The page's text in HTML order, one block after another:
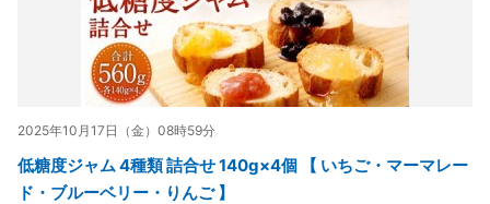
2025年10月17日（金）08時59分
低糖度ジャム 4種類 詰合せ 140g×4個 【 いちご・マーマレー
ド・ブルーベリー・りんご 】